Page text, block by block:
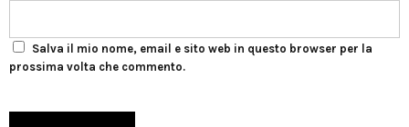
Salva il mio nome, email e sito web in questo browser per la
prossima volta che commento.